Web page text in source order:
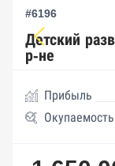
#6196
Детский
р-не
Прибыль
Окупаемость